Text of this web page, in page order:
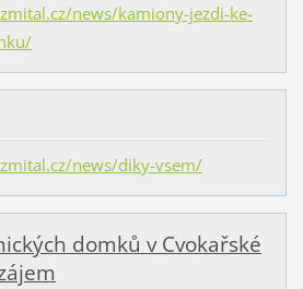
news/kamiony-jezdi-ke-
news/diky-vsem/
domků v Cvokařské